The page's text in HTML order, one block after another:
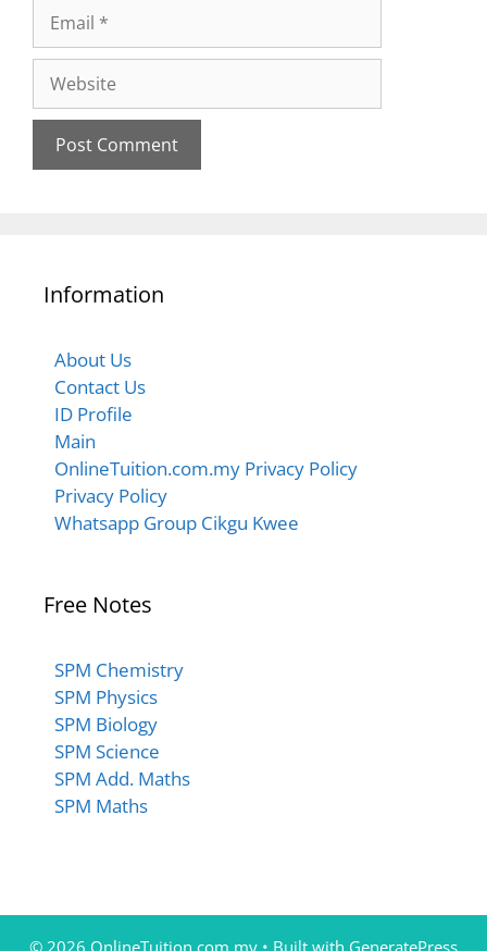
Information
About Us
Contact Us
ID Profile
Main
OnlineTuition.com.my Privacy Policy
Privacy Policy
Whatsapp Group Cikgu Kwee
Free Notes
SPM Chemistry
SPM Physics
SPM Biology
SPM Science
SPM Add. Maths
SPM Maths
© 2026 OnlineTuition.com.my • Built with GeneratePress